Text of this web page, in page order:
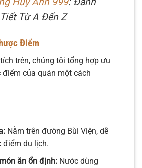
Từ A Đến Z
Điểm
trên, chúng tôi tổng hợp ưu
của quán một cách
Nằm trên đường Bùi Viện, dễ
điểm du lịch.
ăn ổn định:Nước dùng